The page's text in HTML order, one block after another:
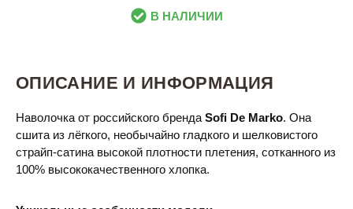
В НАЛИЧИИ
ОПИСАНИЕ И ИНФОРМАЦИЯ
Наволочка от российского бренда Sofi De Marko. Она
сшита из лёгкого, необычайно гладкого и шелковистого
страйп-сатина высокой плотности плетения, сотканного из
100% высококачественного хлопка.